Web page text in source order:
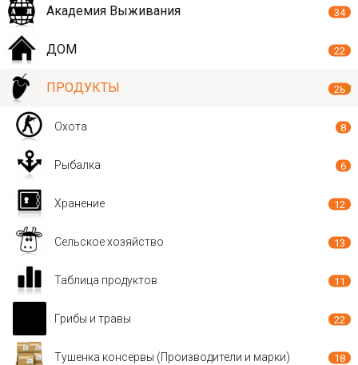
Академия Выживания 34
ДОМ 22
ПРОДУКТЫ 28
Охота 8
Рыбалка 6
Хранение 12
Сельское хозяйство 13
Таблица продуктов 11
Грибы и травы 22
Тушенка консервы (Производители и марки) 18